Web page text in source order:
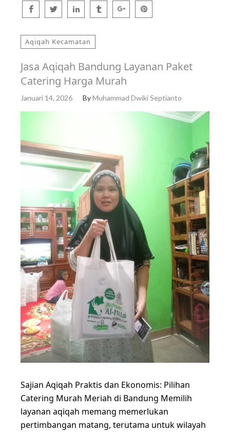
Aqiqah Kecamatan
Jasa Aqiqah Bandung Layanan Paket
Catering Harga Murah
Januari 14, 2026 ByMuhammad Dwiki Septianto
Sajian Aqiqah Praktis dan Ekonomis: Pilihan
Catering Murah Meriah di Bandung Memilih
layanan aqiqah memang memerlukan
pertimbangan matang, terutama untuk wilayah